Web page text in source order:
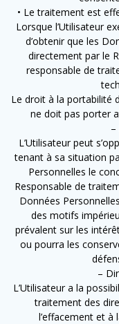
• Le traitement est
Lorsque l’Utilisateur
d’obtenir que les
directement par le
responsable de
Le droit à la portabilité
ne doit pas porter
–
L’Utilisateur peut
tenant à sa situation
Personnelles le
Responsable de
Données
des motifs
prévalent sur les
ou pourra les
–
L’Utilisateur a la
traitement des
l’effacement et